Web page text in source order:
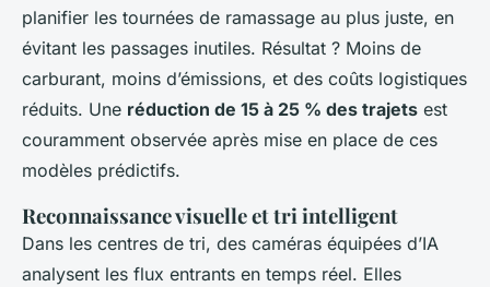
planifier les tournées de ramassage au plus juste, en
évitant les passages inutiles. Résultat ? Moins de
carburant, moins d’émissions, et des coûts logistiques
réduits. Une réduction de 15 à 25 % des trajets est
couramment observée après mise en place de ces
modèles prédictifs.
Reconnaissance visuelle et tri intelligent
Dans les centres de tri, des caméras équipées d’IA
analysent les flux entrants en temps réel. Elles